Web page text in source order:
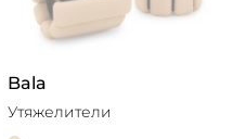
Bala
Утяжелители